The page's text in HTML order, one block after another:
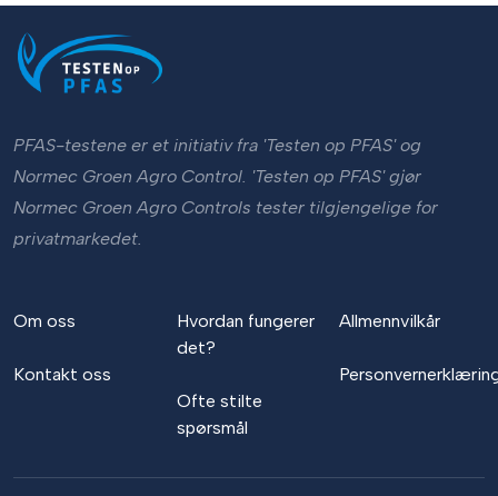
PFAS-testene er et initiativ fra 'Testen op PFAS' og
Normec Groen Agro Control. 'Testen op PFAS' gjør
Normec Groen Agro Controls tester tilgjengelige for
privatmarkedet.
Om oss
Kontakt oss
Hvordan fungerer
det?
Ofte stilte
spørsmål
Allmennvilkår